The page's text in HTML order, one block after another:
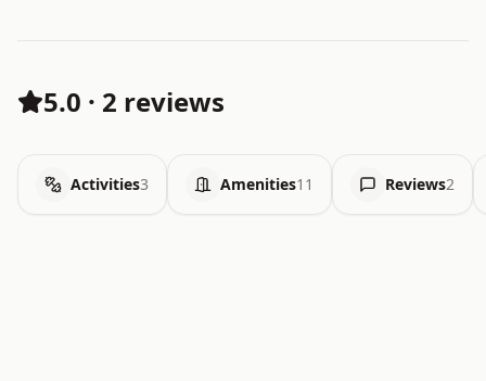
5.0 · 2 reviews
Activities3 Amenities11 Reviews2